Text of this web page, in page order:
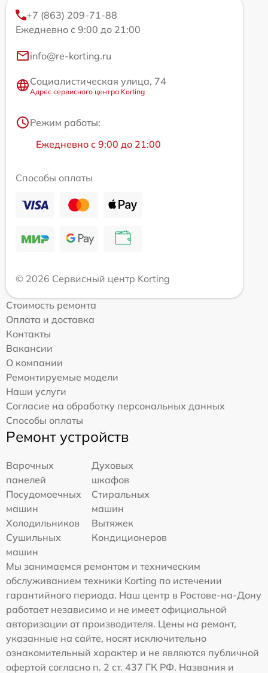
+7 (863) 209-71-88
Ежедневно с 9:00 до 21:00
info@re-korting.ru
Социалистическая улица, 74
Адрес сервисного центра Korting
Режим работы:
Ежедневно с 9:00 до 21:00
Способы оплаты
© 2026 Сервисный центр Korting
Стоимость ремонта
Оплата и доставка
Контакты
Вакансии
О компании
Ремонтируемые модели
Наши услуги
Согласие на обработку персональных данных
Способы оплаты
Ремонт устройств
Варочных
панелей
Духовых
шкафов
Посудомоечных
машин
Стиральных
машин
Холодильников
Вытяжек
Сушильных
машин
Кондиционеров
Мы занимаемся ремонтом и техническим
обслуживанием техники Korting по истечении
гарантийного периода. Наш центр в Ростове-на-Дону
работает независимо и не имеет официальной
авторизации от производителя. Цены на ремонт,
указанные на сайте, носят исключительно
ознакомительный характер и не являются публичной
офертой согласно п. 2 ст. 437 ГК РФ. Названия и